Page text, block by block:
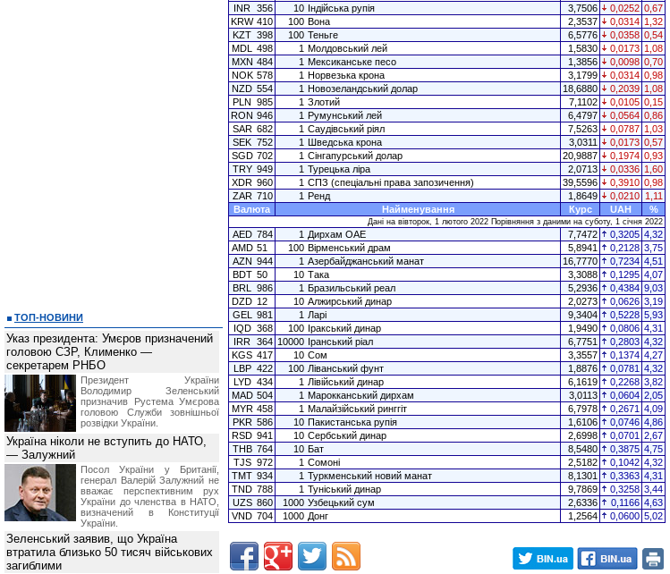
INR 356 10 Індійська рупія 3,7506 0,0252 0,67
KRW 410 100 Вона 2,3537 0,0314 1,32
KZT 398 100 Теньге 6,5776 0,0358 0,54
MDL
498 1 Молдовський лей 1,5830 0,0173 1,08
MXN 484 1 Мексиканське песо 1,3856 0,0098 0,70
NOK 578 1 Норвезька крона 3,1799 0,0314 0,98
NZD 554 1 Новозеландський долар 18,6880 0,2039 1,08
PLN 985 1 Злотий 7,1102 0,0105 0,15
RON 946 1 Румунський лей 6,4797 0,0564 0,86
SAR 682 1 Саудівський ріял 7,5263 0,0787 1,03
SEK 752 1 Шведська крона 3,0311 0,0173 0,57
SGD 702 1 Сінгапурський долар 20,9887 0,1974 0,93
TRY 949 1 Турецька ліра 2,0713 0,0336 1,60
XDR 960 1 СПЗ (спеціальні права запозичення) 39,5596 0,3910 0,98
ZAR 710 1 Ренд 1,8649 0,0210 1,11
Валюта
Найменування Курс UAH %
Дані на вівторок, 1 лютого 2022 Порівняння з даними на суботу, 1 січня 2022
AED 784 1 Дирхам ОАЕ 7,7472 0,3205 4,32
AMD 51 100 Вірменський драм 5,8941 0,2128 3,75
AZN 944 1 Азербайджанський манат 16,7770 0,7234 4,51
BDT 50 10 Така 3,3088 0,1295 4,07
BRL
986 1 Бразильський реал 5,2936 0,4384 9,03
DZD 12 10 Алжирський динар 2,0273 0,0626 3,19
GEL
981 1 Ларі 9,3404 0,5228 5,93
IQD 368 100 Іракський динар 1,9490 0,0806 4,31
IRR 364 10000 Іранський ріал 6,7751 0,2803 4,32
KGS 417 10 Сом 3,3557 0,1374 4,27
LBP 422 100 Ліванський фунт 1,8876 0,0781 4,32
LYD 434 1 Лівійський динар 6,1619 0,2268 3,82
MAD 504 1 Марокканський дирхам 3,0113 0,0604 2,05
MYR 458 1 Малайзійський ринггіт 6,7978 0,2671 4,09
PKR 586 10 Пакистанська рупія 1,6106 0,0746 4,86
RSD 941 10 Сербський динар 2,6998 0,0701 2,67
THB 764 10 Бат 8,5480 0,3875 4,75
TJS 972 1 Сомоні 2,5182 0,1042 4,32
TMT 934 1 Туркменський новий манат 8,1301 0,3363 4,31
TND 788 1 Туніський динар 9,7869 0,3258 3,44
UZS 860 1000 Узбецький сум 2,6336 0,1166 4,63
VND 704 1000 Донг 1,2564 0,0600 5,02
ТОП-НОВИНИ
Указ президента: Умєров призначений
головою СЗР, Клименко —
секретарем РНБО
Президент України
Володимир Зеленський
призначив Pустема Умєрова
головою Служби зовнішньої
розвідки України.
Україна ніколи не вступить до НАТО,
— Залужний
Посол України у Британії,
генерал Валерій Залужний не
вважає перспективним рух
України до членства в НАТО,
визначений в Конституції
України.
Зеленський заявив, що Україна
втратила близько 50 тисяч військових
загиблими